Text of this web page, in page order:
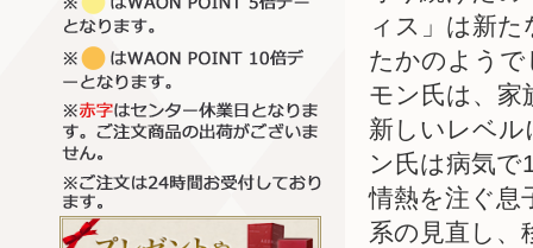
ィス」は新
たかのよう
モン氏は、家
新しいレベ
ン氏は病気
情熱を注ぐ息
系の見直し、